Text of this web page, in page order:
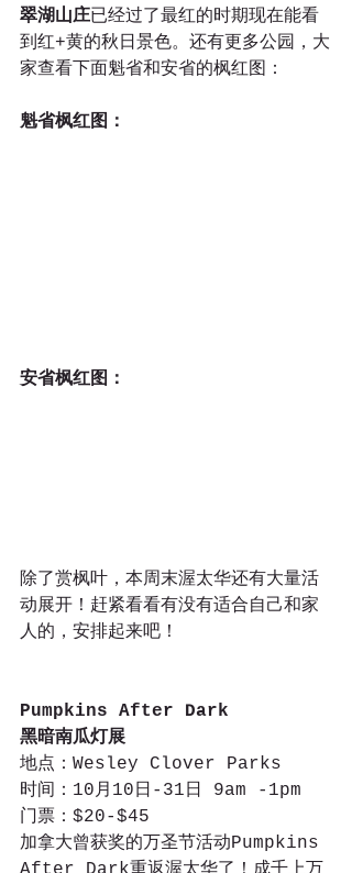
翠湖山庄已经过了最红的时期现在能看
到红+黄的秋日景色。还有更多公园，大
家查看下面魁省和安省的枫红图：
魁省枫红图：
安省枫红图：
除了赏枫叶，本周末渥太华还有大量活
动展开！赶紧看看有没有适合自己和家
人的，安排起来吧！
Pumpkins After Dark
黑暗南瓜灯展
地点：Wesley Clover Parks
时间：10月10日-31日 9am -1pm
门票：$20-$45
加拿大曾获奖的万圣节活动Pumpkins